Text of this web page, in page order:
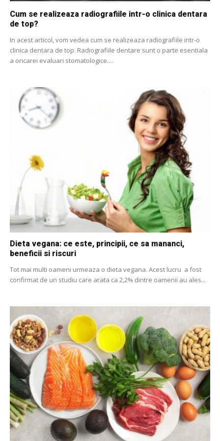
Cum se realizeaza radiografiile intr-o clinica dentara
de top?
In acest articol, vom vedea cum se realizeaza radiografiile intr-o
clinica dentara de top. Radiografiile dentare sunt o parte esentiala
a oricarei evaluari stomatologice....
Dieta vegana: ce este, principii, ce sa mananci,
beneficii si riscuri
Tot mai multi oameni urmeaza o dieta vegana. Acest lucru a fost
confirmat de un studiu care arata ca 2,2% dintre oamenii au ales...